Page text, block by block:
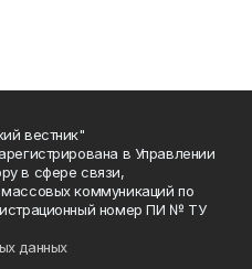
вестник"
в Управлении
в сфере связи,
коммуникаций по
номер ПИ № ТУ
данных